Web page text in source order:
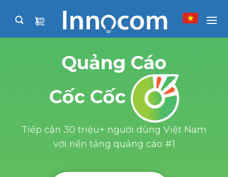
Quảng Cáo
Cốc Cốc
Tiếp cận 30 triệu+ người dùng Việt Nam
với nền tảng quảng cáo #1